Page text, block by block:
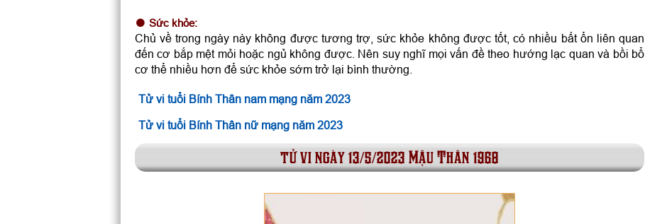
Sức khỏe:
Chủ về trong ngày này không được tương trợ, sức khỏe không được tốt, có nhiều bất ổn liên quan
đến cơ bắp mệt mỏi hoặc ngủ không được. Nên suy nghĩ mọi vấn đề theo hướng lạc quan và bồi bổ
cơ thể nhiều hơn để sức khỏe sớm trở lại bình thường.
Tử vi tuổi Bính Thân nam mạng năm 2023
Tử vi tuổi Bính Thân nữ mạng năm 2023
tử vi ngày 13/5/2023 Mậu Thân 1968